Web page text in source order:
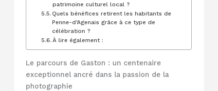
patrimoine culturel local ?
Quels bénéfices retirent les habitants de
Penne-d’Agenais grâce à ce type de
célébration ?
À lire également :
Le parcours de Gaston : un centenaire
exceptionnel ancré dans la passion de la
photographie